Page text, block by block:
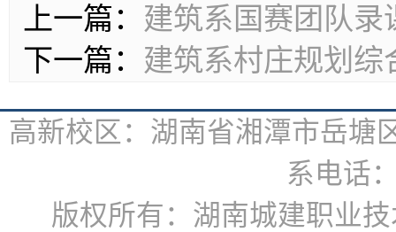
上一篇： 建筑系国赛团队录
下一篇： 建筑系村庄规划
高新校区：湖南省湘潭市岳
系电话
版权所有：湖南城建职业